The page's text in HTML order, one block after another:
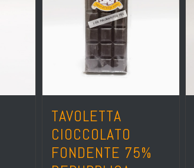
TAVOLETTA
CIOCCOLATO
FONDENTE 75%